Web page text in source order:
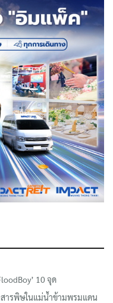
10 จุด
ารพิษในแม่น้ำข้ามพรมแดน